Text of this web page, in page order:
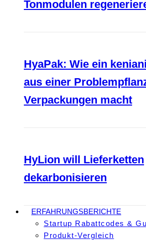
Tonmodulen
HyaPak: Wie ein
aus einer
Verpackungen macht
HyLion will Lieferketten
dekarbonisieren
ERFAHRUNGSBERICHTE
Startup Rabattcodes &
Produkt-Vergleich